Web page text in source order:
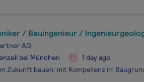
/ Bauingenieur /
AG
bei München
1 day ago